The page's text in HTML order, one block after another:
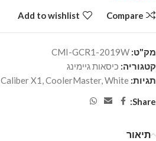
Compare
Add to wishlist
מק"ט: CMI-GCR1-2019W
קטגוריה: כיסאות גיימינג
תגיות:
Caliber X1 ,CoolerMaster,White
Share:
תיאור